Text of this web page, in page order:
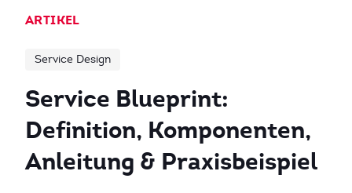
ARTIKEL
Service Design
Service Blueprint:
Definition, Komponenten,
Anleitung & Praxisbeispiel